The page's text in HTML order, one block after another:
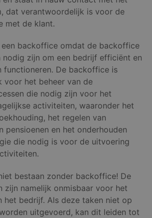
dat verantwoordelijk is voor de
met de klant.
backoffice omdat de backoffice
nodig zijn om een ​​bedrijf efficiënt en
functioneren. De backoffice is
voor het beheer van de
die nodig zijn voor het
activiteiten, waaronder het
het regelen van
pensioenen en het onderhouden
die nodig is voor de uitvoering
bestaan zonder backoffice! De
zijn namelijk onmisbaar voor het
het bedrijf. Als deze taken niet op
uitgevoerd, kan dit leiden tot